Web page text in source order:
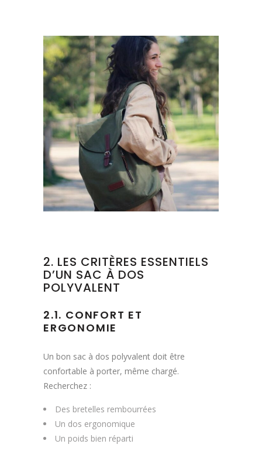
2. LES CRITÈRES ESSENTIELS
D’UN SAC À DOS
POLYVALENT
2.1. CONFORT ET
ERGONOMIE
Un bon sac à dos polyvalent doit être
confortable à porter, même chargé.
Recherchez :
Des bretelles rembourrées
Un dos ergonomique
Un poids bien réparti